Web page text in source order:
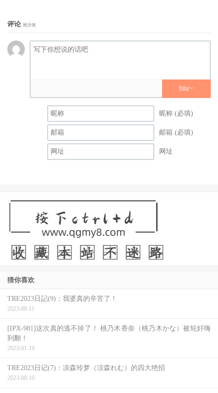
评论 抢沙发
biu~
昵称 (必填)
邮箱 (必填)
网址
猜你喜欢
TRE2023日記(9)：我婆真的辛苦了！
2023-08-11
[IPX-981]这次真的逃不掉了！ 桃乃木香奈（桃乃木かな）被轮奸嗨
到翻！
2023-01-19
TRE2023日记(7)：凉森玲梦（涼森れむ）的四大绝招
2023-08-10